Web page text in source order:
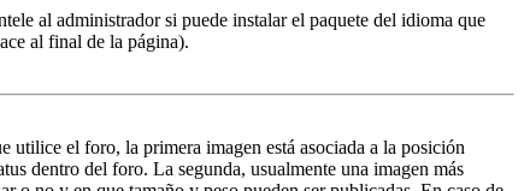
al administrador si puede instalar el paquete del idioma que
al final de la página).
utilice el foro, la primera imagen está asociada a la posición
dentro del foro. La segunda, usualmente una imagen más